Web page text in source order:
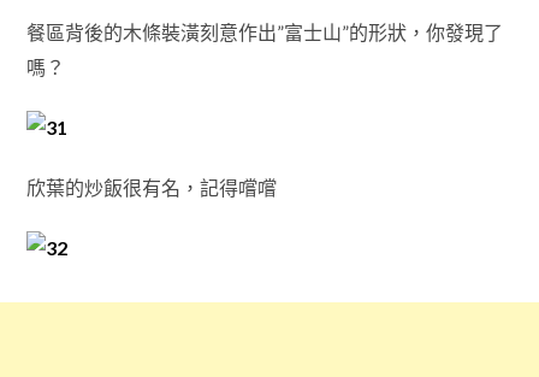
餐區背後的木條裝潢刻意作出”富士山”的形狀，你發現了
嗎？
欣葉的炒飯很有名，記得嚐嚐